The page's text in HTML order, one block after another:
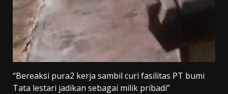
“Bereaksi pura2 kerja sambil curi fasilitas PT bumi
Tata lestari jadikan sebagai milik pribadi”